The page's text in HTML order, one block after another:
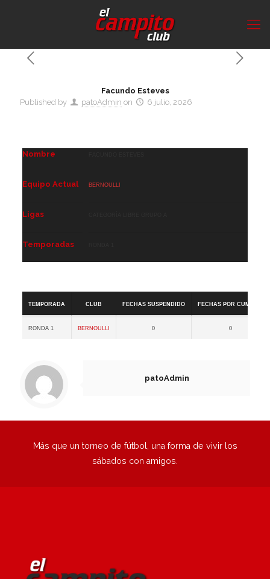
Facundo Esteves
Published by
patoAdmin on 6 julio, 2026
Nombre
Equipo Actual Bernoulli
Ligas
Temporadas
Temporada
Club Fechas Suspendido Fechas por cumplir
Ronda 1 Bernoulli 0 0
patoAdmin
Más que un torneo de fútbol, una forma de vivir los
sábados con amigos.